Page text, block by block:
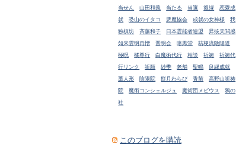
当せん
山田和義 当たる 当選 復縁
恋愛成
就
恐山のイタコ 悪魔協会 成就の女神様
我
独槙坊
斉藤和子 日本霊能者連盟
昇抜天閲感
如来雲明再憎
晋明会 暗黒堂
桔梗流陰陽道
極呪
橘尊行 白魔術代行 相談 祈祷
祈祷代
行リンク
祈願 紗季 老舗 聖鳴
良縁成就
藁人形
陰陽院 餅月わらび 香苗
高野山祈祷
院
魔術コンシェルジュ 魔術団メビウス
鴉の
社
このブログを購読